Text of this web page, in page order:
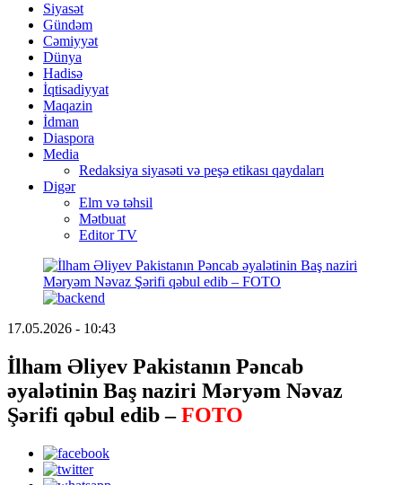
Siyasət
Gündəm
Cəmiyyət
Dünya
Hadisə
İqtisadiyyat
Maqazin
İdman
Diaspora
Media
Redaksiya siyasəti və peşə etikası qaydaları
Digər
Elm və təhsil
Mətbuat
Editor TV
17.05.2026 - 10:43
İlham Əliyev Pakistanın Pəncab
əyalətinin Baş naziri Məryəm Nəvaz
Şərifi qəbul edib –FOTO